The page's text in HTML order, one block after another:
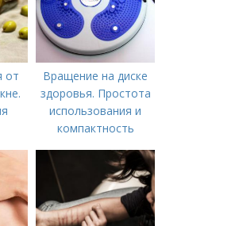
от
Вращение на диске
здоровья. Простота
использования и
компактность